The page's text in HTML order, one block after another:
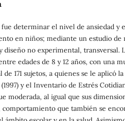
determinar el nivel de ansiedad y
en niños; mediante un estudio de
diseño no experimental, transversal.
edades de 8 y 12 años, con una
171 sujetos, a quienes se le aplicó
y el Inventario de Estrés
moderada, al igual que sus
comportamiento que también se